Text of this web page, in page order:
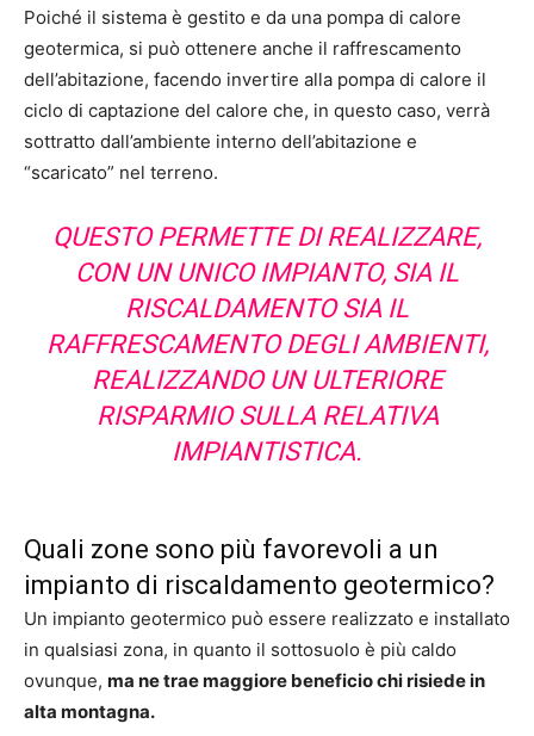
Poiché il sistema è gestito e da una pompa di calore
geotermica, si può ottenere anche il raffrescamento
dell’abitazione, facendo invertire alla pompa di calore il
ciclo di captazione del calore che, in questo caso, verrà
sottratto dall’ambiente interno dell’abitazione e
“scaricato” nel terreno.
QUESTO PERMETTE DI REALIZZARE,
CON UN UNICO IMPIANTO, SIA IL
RISCALDAMENTO SIA IL
RAFFRESCAMENTO DEGLI AMBIENTI,
REALIZZANDO UN ULTERIORE
RISPARMIO SULLA RELATIVA
IMPIANTISTICA.
Quali zone sono più favorevoli a un
impianto di riscaldamento geotermico?
Un impianto geotermico può essere realizzato e installato
in qualsiasi zona, in quanto il sottosuolo è più caldo
ovunque, ma ne trae maggiore beneficio chi risiede in
alta montagna.